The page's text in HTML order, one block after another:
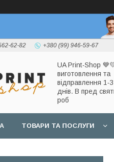
62-82 +380 (99) 946-59-67
UA Print-Shop
виготовлення та
відправлення 1-
днів. В пред
роб
ТОВАРИ ТА ПОСЛУГИ